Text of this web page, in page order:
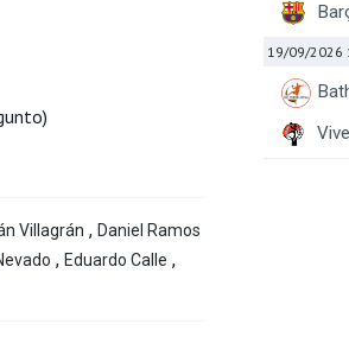
Villagrán , Daniel Ramos
, Eduardo Calle ,
19/09/2026